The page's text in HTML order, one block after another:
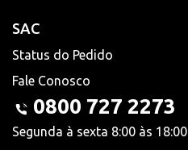
SAC
Status do Pedido
Fale Conosco
0800 727 2273
Segunda à sexta 8:00 às 18:00